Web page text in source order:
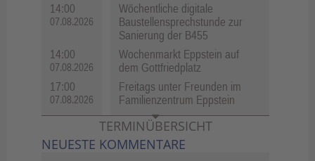
14:00
07.08.2026
Wöchentliche digitale
Baustellensprechstunde zur
Sanierung der B455
14:00
07.08.2026
Wochenmarkt Eppstein auf
dem Gottfriedplatz
17:00
07.08.2026
Freitags unter Freunden im
Familienzentrum Eppstein
TERMINÜBERSICHT
NEUESTE KOMMENTARE